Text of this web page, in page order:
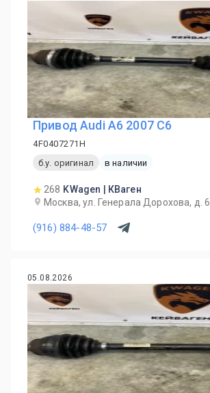
Привод Audi A6 2007 C6
4F0407271H
б.у. оригинал
в наличии
268 KWagen | КВаген
Москва, ул. Генерала Дорохова, д. 6
(916) 884-48-57
05.08.2026